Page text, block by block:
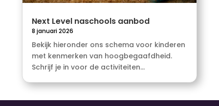
Next Level naschools aanbod
8 januari 2026
Bekijk hieronder ons schema voor kinderen
met kenmerken van hoogbegaafdheid.
Schrijf je in voor de activiteiten...